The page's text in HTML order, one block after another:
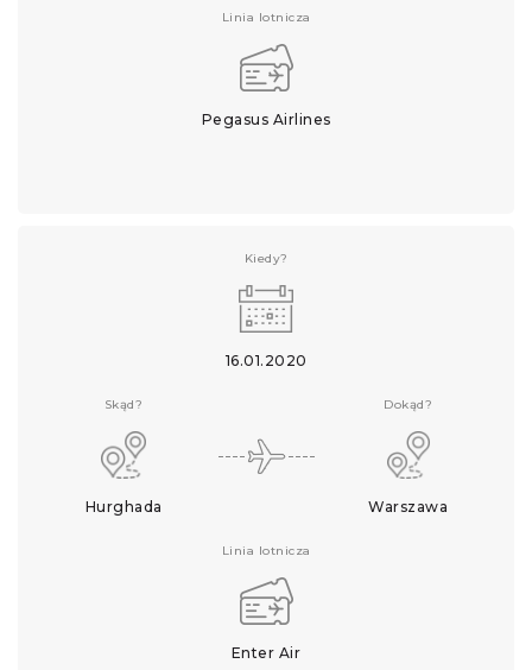
Linia lotnicza
Pegasus Airlines
Kiedy?
16.01.2020
Skąd?
Hurghada
Dokąd?
Warszawa
Linia lotnicza
Enter Air